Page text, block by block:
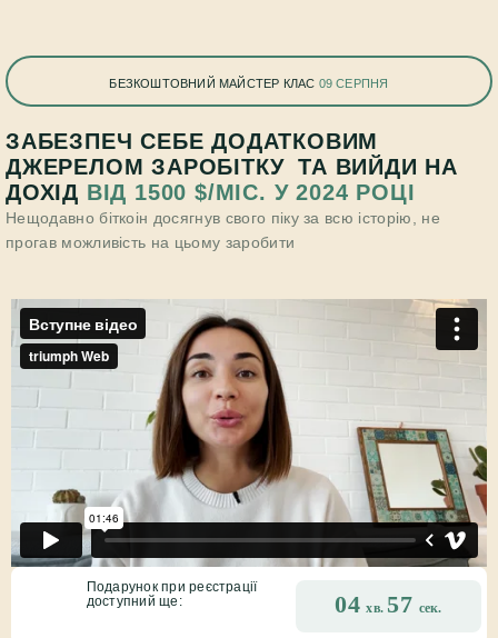
БЕЗКОШТОВНИЙ МАЙСТЕР КЛАС 09 СЕРПНЯ
ЗАБЕЗПЕЧ СЕБЕ ДОДАТКОВИМ
ДЖЕРЕЛОМ ЗАРОБІТКУ ТА ВИЙДИ НА
ДОХІД ВІД 1500 $/МІС. У 2024 РОЦІ
Нещодавно біткоін досягнув свого піку за всю історію, не
прогав можливість на цьому заробити
Подарунок при реєстрації
доступний ще:
04 хв. 57 сек.